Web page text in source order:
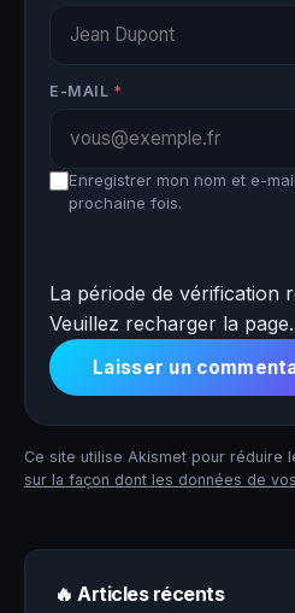
E-MAIL *
Enregistrer mon nom et e-
prochaine fois.
La période de vérification
Veuillez recharger la page.
Ce site utilise Akismet pour réduire
sur la façon dont les données de
🔥 Articles récents